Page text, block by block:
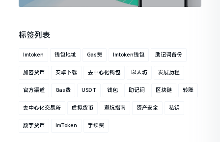
标签列表
Imtoken 钱包地址 Gas费 Imtoken钱包 助记词备份
加密货币 安卓下载 去中心化钱包 以太坊 发展历程
官方渠道 Gas费 USDT 钱包 助记词 区块链 转账
去中心化交易所 虚拟货币 避坑指南 资产安全 私钥
数字货币 ImToken 手续费